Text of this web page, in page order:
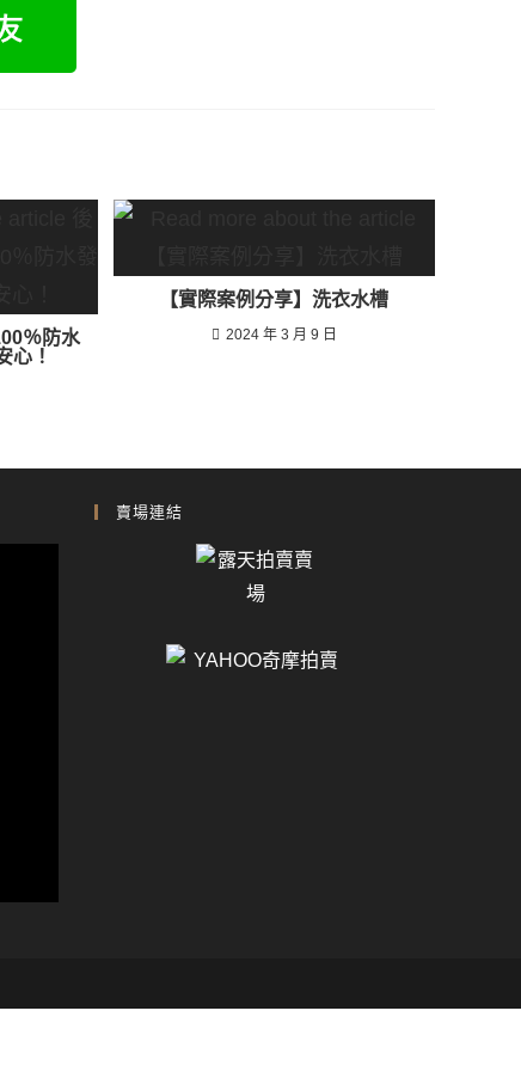
％防水
心！
【實際案例分享】洗衣水槽
2024 年 3 月 9 日
賣場連結